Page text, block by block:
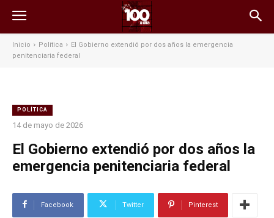
Inicio Política
El Gobierno extendió por dos años la emergencia
penitenciaria federal
POLÍTICA
14 de mayo de 2026
El Gobierno extendió por dos años la
emergencia penitenciaria federal
Facebook Twitter Pinterest